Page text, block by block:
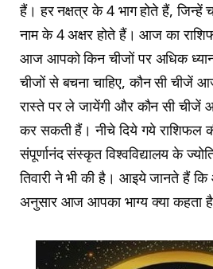
हैं। हर नक्षत्र के 4 भाग होते हैं,
नाम के 4 अक्षर होते हैं। आज का
आज आपको किन चीजों पर अधिक
चीजों से बचना चाहिए, कौन सी चीजें
रास्ते पर ले जायेंगी और कौन सी चीजें
कर सकती हैं। नीचे दिये गये राशिफल
संपूर्णानंद संस्कृत विश्वविद्यालय के
तिवारी ने भी की है। आइये जानते हैं
अनुसार आज आपका भाग्य क्या कहता